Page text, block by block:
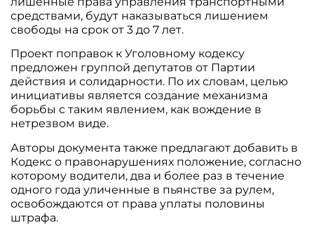
средствами, будут наказываться лишением
свободы на срок от 3 до 7 лет.
Проект поправок к Уголовному кодексу
предложен группой депутатов от Партии
действия и солидарности. По их словам, целью
инициативы является создание механизма
борьбы с таким явлением, как вождение в
нетрезвом виде.
Авторы документа также предлагают добавить в
Кодекс о правонарушениях положение, согласно
которому водители, два и более раз в течение
одного года уличенные в пьянстве за рулем,
освобождаются от права уплаты половины
штрафа.